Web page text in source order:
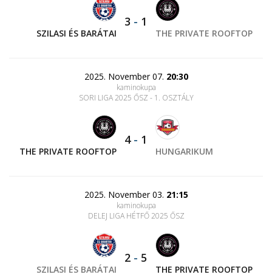
SZILASI ÉS BARÁTAI
3 - 1
THE PRIVATE ROOFTOP
2025. November 07. 20:30
kaminokupa
SORI LIGA 2025 ŐSZ - 1. OSZTÁLY
THE PRIVATE ROOFTOP
4- 1
HUNGARIKUM
2025. November 03. 21:15
kaminokupa
DELEJ LIGA HÉTFŐ 2025 ŐSZ
SZILASI ÉS BARÁTAI
2 - 5
THE PRIVATE ROOFTOP